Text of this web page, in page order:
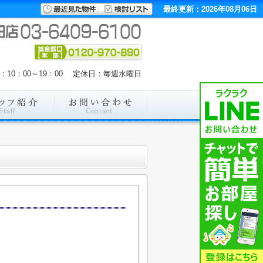
最終更新：2026年08月06日
10：00～19：00 定休日：毎週水曜日